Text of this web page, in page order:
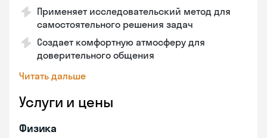
Применяет исследовательский метод для
самостоятельного решения задач
Создает комфортную атмосферу для
доверительного общения
Читать дальше
Услуги и цены
Физика